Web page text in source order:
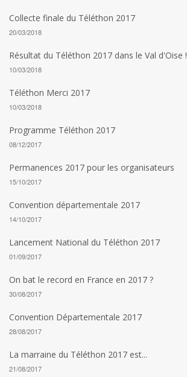
Collecte finale du Téléthon 2017
20/03/2018
Résultat du Téléthon 2017 dans le Val d'Oise !
10/03/2018
Téléthon Merci 2017
10/03/2018
Programme Téléthon 2017
08/12/2017
Permanences 2017 pour les organisateurs
15/10/2017
Convention départementale 2017
14/10/2017
Lancement National du Téléthon 2017
01/09/2017
On bat le record en France en 2017 ?
30/08/2017
Convention Départementale 2017
28/08/2017
La marraine du Téléthon 2017 est...
21/08/2017